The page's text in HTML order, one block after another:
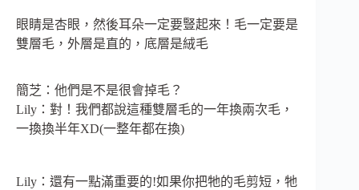
眼睛是杏眼，然後耳朵一定要豎起來！毛一定要是
雙層毛，外層是直的，底層是絨毛
簡芝：他們是不是很會掉毛？
Lily：對！我們都說這種雙層毛的一年換兩次毛，
一換換半年XD(一整年都在換)
Lily：還有一點滿重要的!如果你把牠的毛剪短，牠